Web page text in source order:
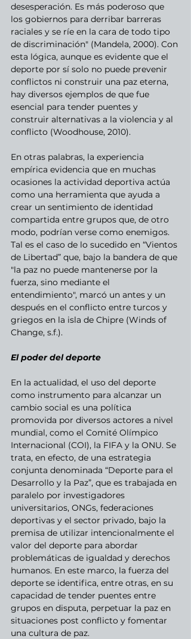
desesperación. Es más poderoso que
los gobiernos para derribar barreras
raciales y se ríe en la cara de todo tipo
de discriminación" (Mandela, 2000). Con
esta lógica, aunque es evidente que el
deporte por sí solo no puede prevenir
conflictos ni construir una paz eterna,
hay diversos ejemplos de que fue
esencial para tender puentes y
construir alternativas a la violencia y al
conflicto (Woodhouse, 2010).
En otras palabras, la experiencia
empírica evidencia que en muchas
ocasiones la actividad deportiva actúa
como una herramienta que ayuda a
crear un sentimiento de identidad
compartida entre grupos que, de otro
modo, podrían verse como enemigos.
Tal es el caso de lo sucedido en “Vientos
de Libertad” que, bajo la bandera de que
"la paz no puede mantenerse por la
fuerza, sino mediante el
entendimiento", marcó un antes y un
después en el conflicto entre turcos y
griegos en la isla de Chipre (Winds of
Change, s.f.).
El poder del deporte
En la actualidad, el uso del deporte
como instrumento para alcanzar un
cambio social es una política
promovida por diversos actores a nivel
mundial, como el Comité Olímpico
Internacional (COI), la FIFA y la ONU. Se
trata, en efecto, de una estrategia
conjunta denominada “Deporte para el
Desarrollo y la Paz”, que es trabajada en
paralelo por investigadores
universitarios, ONGs, federaciones
deportivas y el sector privado, bajo la
premisa de utilizar intencionalmente el
valor del deporte para abordar
problemáticas de igualdad y derechos
humanos. En este marco, la fuerza del
deporte se identifica, entre otras, en su
capacidad de tender puentes entre
grupos en disputa, perpetuar la paz en
situaciones post conflicto y fomentar
una cultura de paz.